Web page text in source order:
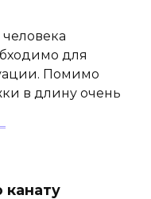
для
Помимо
в длину очень
канату